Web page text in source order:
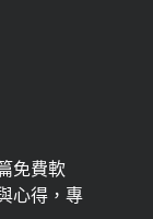
免費軟
心得，專